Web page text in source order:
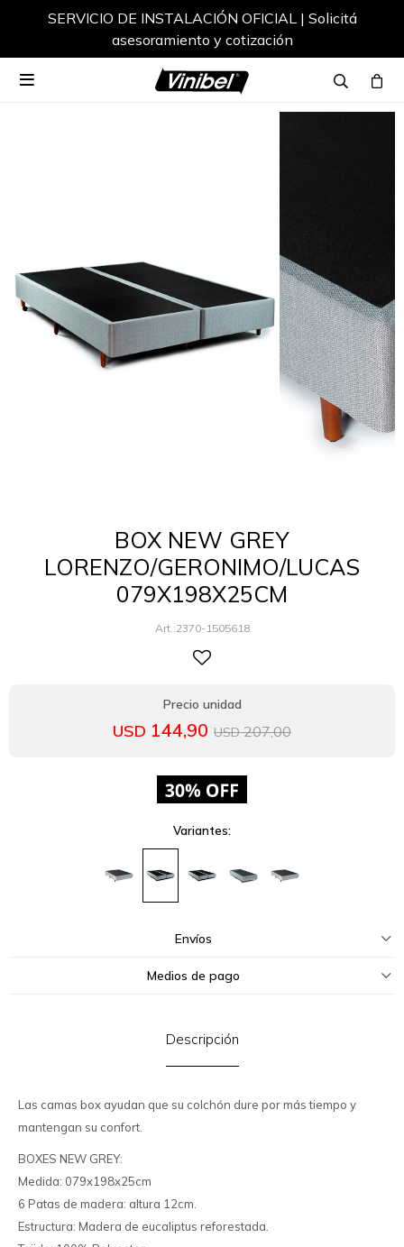
SERVICIO DE INSTALACIÓN OFICIAL | Solicitá
asesoramiento y cotización

BOX NEW GREY
LORENZO/GERONIMO/LUCAS
079X198X25CM
2370-1505618
USD 144,90 USD 207,00
Variantes:
Envíos
Medios de pago
Descripción
Las camas box ayudan que su colchón dure por más tiempo y
mantengan su confort.
BOXES NEW GREY:
Medida: 079x198x25cm
6 Patas de madera: altura 12cm.
Estructura: Madera de eucaliptus reforestada.